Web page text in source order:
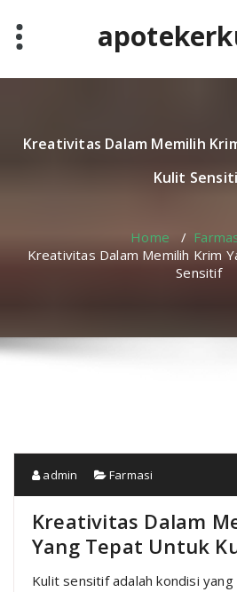
content
Kreativitas Dalam Memilih
Kulit
Home /
Kreativitas Dalam Memilih Krim
Sensitif
admin Farmasi
Kreativitas Dalam
Yang Tepat Untuk
Kulit sensitif adalah kondisi yang